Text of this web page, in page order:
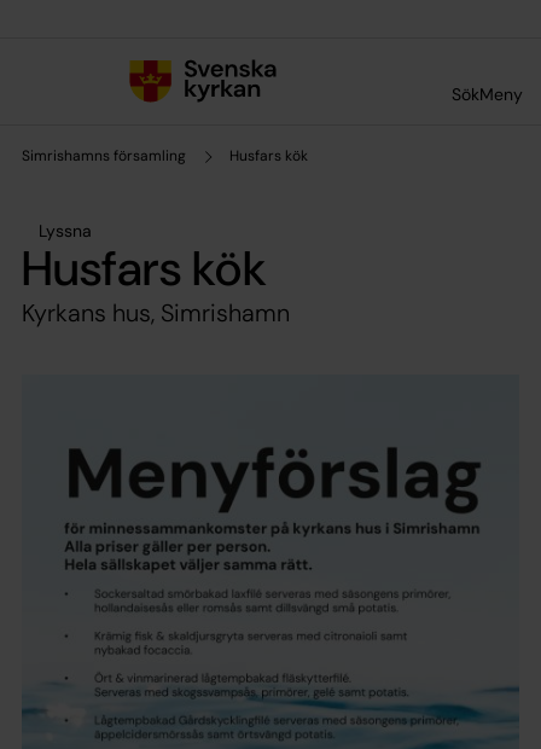
SökMeny
Simrishamns församling Husfars kök
Lyssna
Husfars kök
Kyrkans hus, Simrishamn